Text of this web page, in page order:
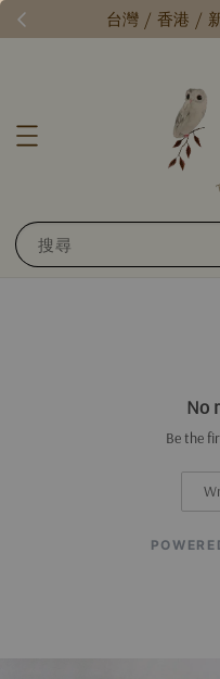
台灣 / 香港 /
搜尋
No
Be the